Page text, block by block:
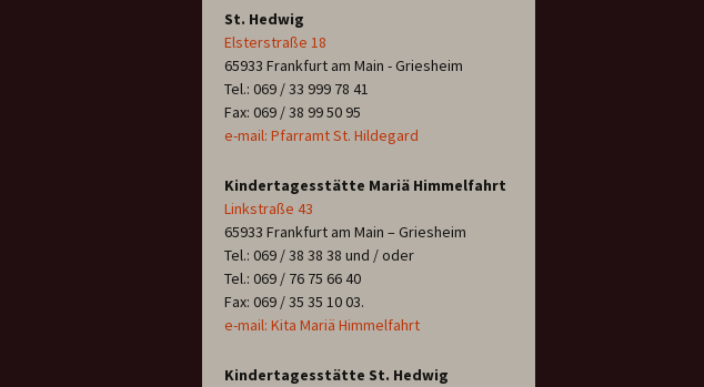
St. Hedwig
Elsterstraße 18
65933 Frankfurt am Main - Griesheim
Tel.: 069 / 33 999 78 41
Fax: 069 / 38 99 50 95
e-mail: Pfarramt St. Hildegard
Kindertagesstätte Mariä Himmelfahrt
Linkstraße 43
65933 Frankfurt am Main – Griesheim
Tel.: 069 / 38 38 38 und / oder
Tel.: 069 / 76 75 66 40
Fax: 069 / 35 35 10 03.
e-mail: Kita Mariä Himmelfahrt
Kindertagesstätte St. Hedwig